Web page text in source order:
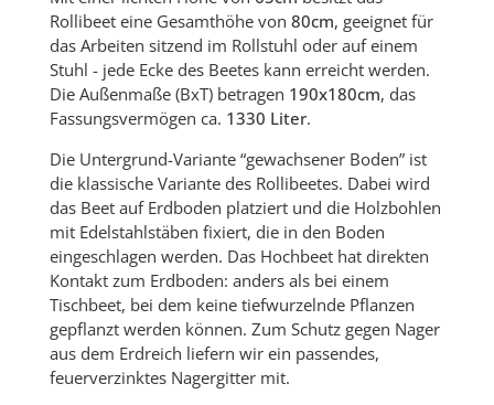
Rollibeet eine Gesamthöhe von 80cm, geeignet für
das Arbeiten sitzend im Rollstuhl oder auf einem
Stuhl - jede Ecke des Beetes kann erreicht werden.
Die Außenmaße (BxT) betragen 190x180cm, das
Fassungsvermögen ca. 1330 Liter.
Die Untergrund-Variante “gewachsener Boden” ist
die klassische Variante des Rollibeetes. Dabei wird
das Beet auf Erdboden platziert und die Holzbohlen
mit Edelstahlstäben fixiert, die in den Boden
eingeschlagen werden. Das Hochbeet hat direkten
Kontakt zum Erdboden: anders als bei einem
Tischbeet, bei dem keine tiefwurzelnde Pflanzen
gepflanzt werden können. Zum Schutz gegen Nager
aus dem Erdreich liefern wir ein passendes,
feuerverzinktes Nagergitter mit.